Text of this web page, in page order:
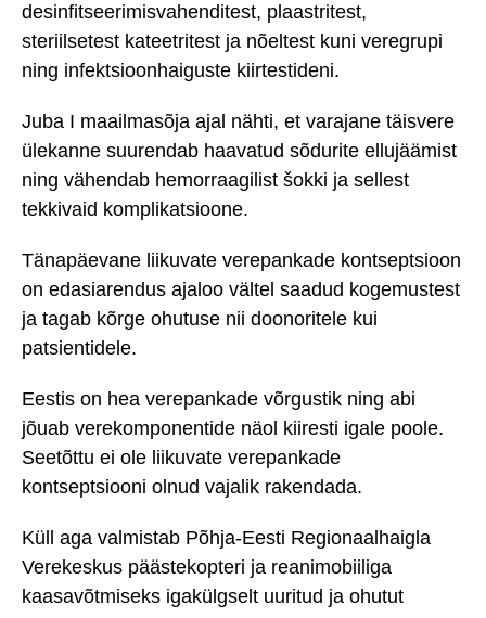
desinfitseerimisvahenditest, plaastritest,
steriilsetest kateetritest ja nõeltest kuni veregrupi
ning infektsioonhaiguste kiirtestideni.
Juba I maailmasõja ajal nähti, et varajane täisvere
ülekanne suurendab haavatud sõdurite ellujäämist
ning vähendab hemorraagilist šokki ja sellest
tekkivaid komplikatsioone.
Tänapäevane liikuvate verepankade kontseptsioon
on edasiarendus ajaloo vältel saadud kogemustest
ja tagab kõrge ohutuse nii doonoritele kui
patsientidele.
Eestis on hea verepankade võrgustik ning abi
jõuab verekomponentide näol kiiresti igale poole.
Seetõttu ei ole liikuvate verepankade
kontseptsiooni olnud vajalik rakendada.
Küll aga valmistab Põhja-Eesti Regionaalhaigla
Verekeskus päästekopteri ja reanimobiiliga
kaasavõtmiseks igakülgselt uuritud ja ohutut